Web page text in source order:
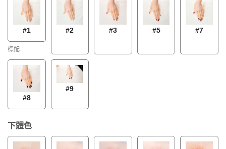
#1
標配
#2 #3 #5 #7
#8
#9
下體色